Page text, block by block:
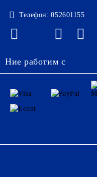
Телефон: 052601155
Ние работим с